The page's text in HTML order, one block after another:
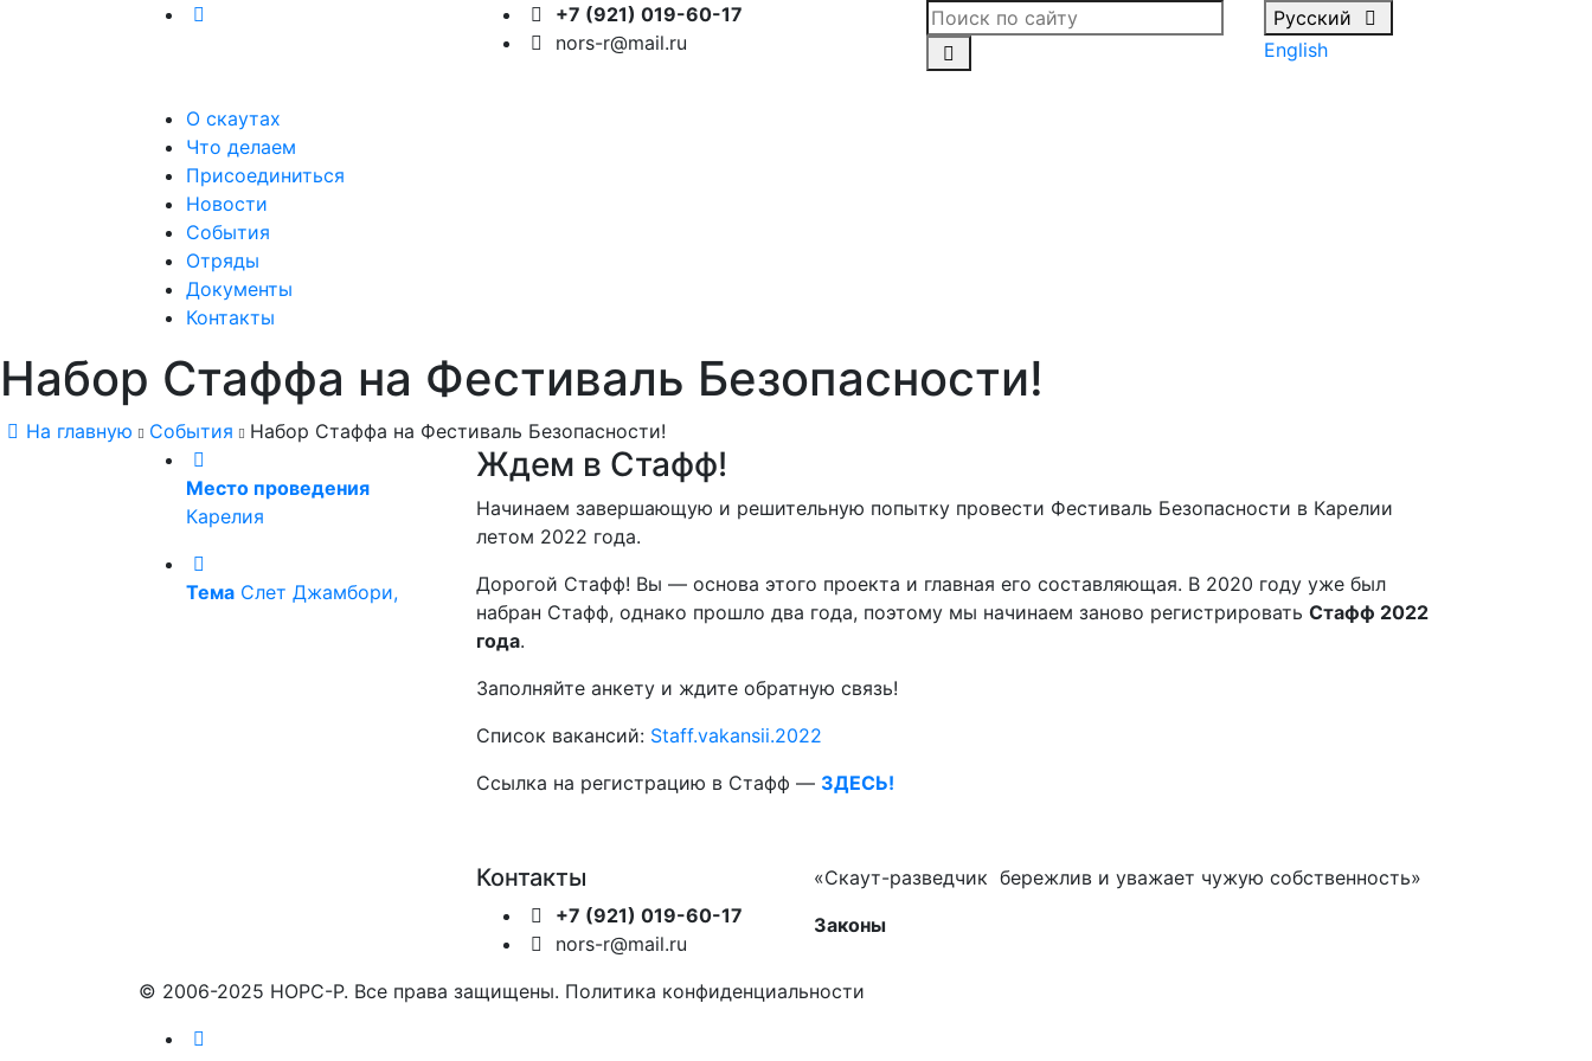
+7 (921) 019-60-17
nors-r@mail.ru
Русский
English
О скаутах
Что делаем
Присоединиться
Новости
События
Отряды
Документы
Контакты
Набор Стаффа на Фестиваль Безопасности!
На главную События Набор Стаффа на Фестиваль Безопасности!
Место проведения
Карелия
Тема Слет Джамбори,
Ждем в Стафф!
Начинаем завершающую и решительную попытку провести Фестиваль Безопасности в Карелии
летом 2022 года.
Дорогой Стафф! Вы — основа этого проекта и главная его составляющая. В 2020 году уже был
набран Стафф, однако прошло два года, поэтому мы начинаем заново регистрировать Стафф 2022
года.
Заполняйте анкету и ждите обратную связь!
Список вакансий: Staff.vakansii.2022
Ссылка на регистрацию в Стафф — ЗДЕСЬ!
Контакты
+7 (921) 019-60-17
nors-r@mail.ru
«Скаут-разведчик бережлив и уважает чужую собственность»
Законы
© 2006-2025 НОРС-Р. Все права защищены. Политика конфиденциальности